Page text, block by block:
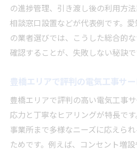
の進捗管理、引き渡し後の利用方
相談窓口設置などが代表例です。
の業者選びでは、こうした総合的
確認することが、失敗しない秘訣で
豊橋エリアで評判の電気工事サ
豊橋エリアで評判の高い電気工事
応力と丁寧なヒアリングが特長で
事業所まで多様なニーズに応えら
ためです。例えば、コンセント増